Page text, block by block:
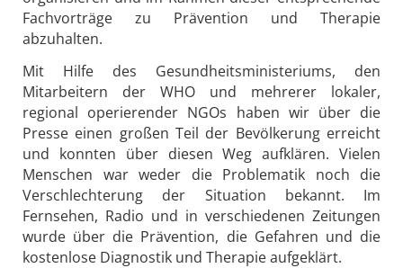
Fachvorträge zu Prävention und Therapie
abzuhalten.
Mit Hilfe des Gesundheitsministeriums, den
Mitarbeitern der WHO und mehrerer lokaler,
regional operierender NGOs haben wir über die
Presse einen großen Teil der Bevölkerung erreicht
und konnten über diesen Weg aufklären. Vielen
Menschen war weder die Problematik noch die
Verschlechterung der Situation bekannt. Im
Fernsehen, Radio und in verschiedenen Zeitungen
wurde über die Prävention, die Gefahren und die
kostenlose Diagnostik und Therapie aufgeklärt.